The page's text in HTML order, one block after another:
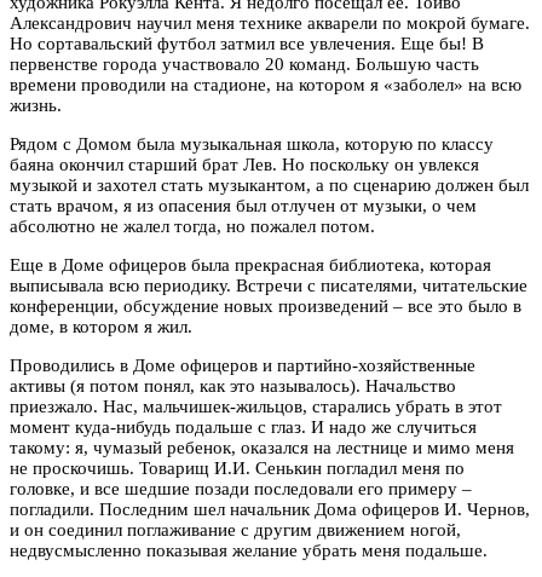
Александрович научил меня технике акварели по мокрой бумаге.
Но сортавальский футбол затмил все увлечения. Еще бы! В
первенстве города участвовало 20 команд. Большую часть
времени проводили на стадионе, на котором я «заболел» на всю
жизнь.
Рядом с Домом была музыкальная школа, которую по классу
баяна окончил старший брат Лев. Но поскольку он увлекся
музыкой и захотел стать музыкантом, а по сценарию должен был
стать врачом, я из опасения был отлучен от музыки, о чем
абсолютно не жалел тогда, но пожалел потом.
Еще в Доме офицеров была прекрасная библиотека, которая
выписывала всю периодику. Встречи с писателями, читательские
конференции, обсуждение новых произведений – все это было в
доме, в котором я жил.
Проводились в Доме офицеров и партийно-хозяйственные
активы (я потом понял, как это называлось). Начальство
приезжало. Нас, мальчишек-жильцов, старались убрать в этот
момент куда-нибудь подальше с глаз. И надо же случиться
такому: я, чумазый ребенок, оказался на лестнице и мимо меня
не проскочишь. Товарищ И.И. Сенькин погладил меня по
головке, и все шедшие позади последовали его примеру –
погладили. Последним шел начальник Дома офицеров И. Чернов,
и он соединил поглаживание с другим движением ногой,
недвусмысленно показывая желание убрать меня подальше.